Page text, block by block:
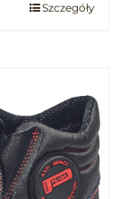
Szczegóły